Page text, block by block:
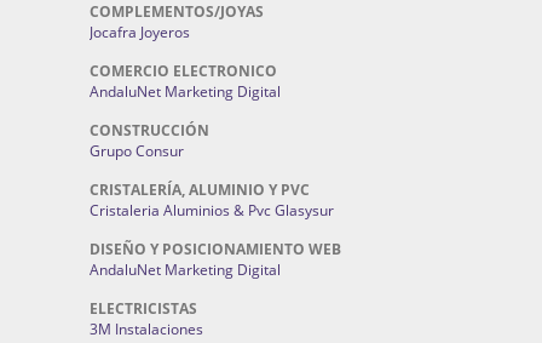
COMPLEMENTOS/JOYAS
Jocafra Joyeros
COMERCIO ELECTRONICO
AndaluNet Marketing Digital
CONSTRUCCIÓN
Grupo Consur
CRISTALERÍA, ALUMINIO Y PVC
Cristaleria Aluminios & Pvc Glasysur
DISEÑO Y POSICIONAMIENTO WEB
AndaluNet Marketing Digital
ELECTRICISTAS
3M Instalaciones